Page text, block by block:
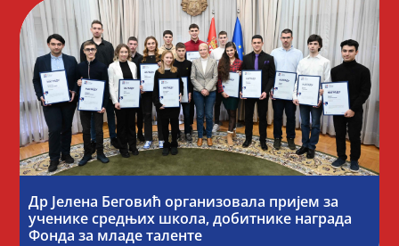
Др Јелена Беговић организовала пријем за
ученике средњих школа, добитнике награда
Фонда за младе таленте